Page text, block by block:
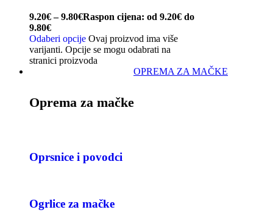
9.20€ – 9.80€Raspon cijena: od 9.20€ do
9.80€
Odaberi opcije Ovaj proizvod ima više
varijanti. Opcije se mogu odabrati na
stranici proizvoda
OPREMA ZA MAČKE
Oprema za mačke
Oprsnice i povodci
Ogrlice za mačke